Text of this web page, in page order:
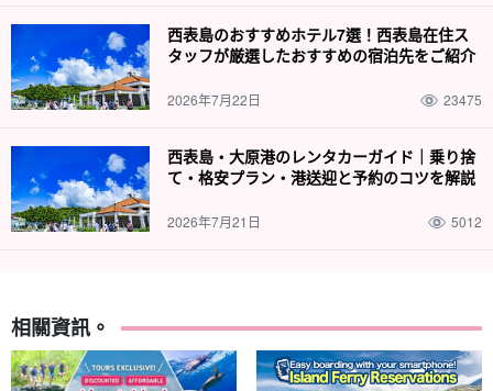
西表島のおすすめホテル7選！西表島在住ス
タッフが厳選したおすすめの宿泊先をご紹介
2026年7月22日 23475
西表島・大原港のレンタカーガイド｜乗り捨
て・格安プラン・港送迎と予約のコツを解説
2026年7月21日 5012
相關資訊。